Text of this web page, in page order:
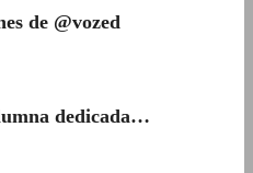
de @vozed
dedicada…